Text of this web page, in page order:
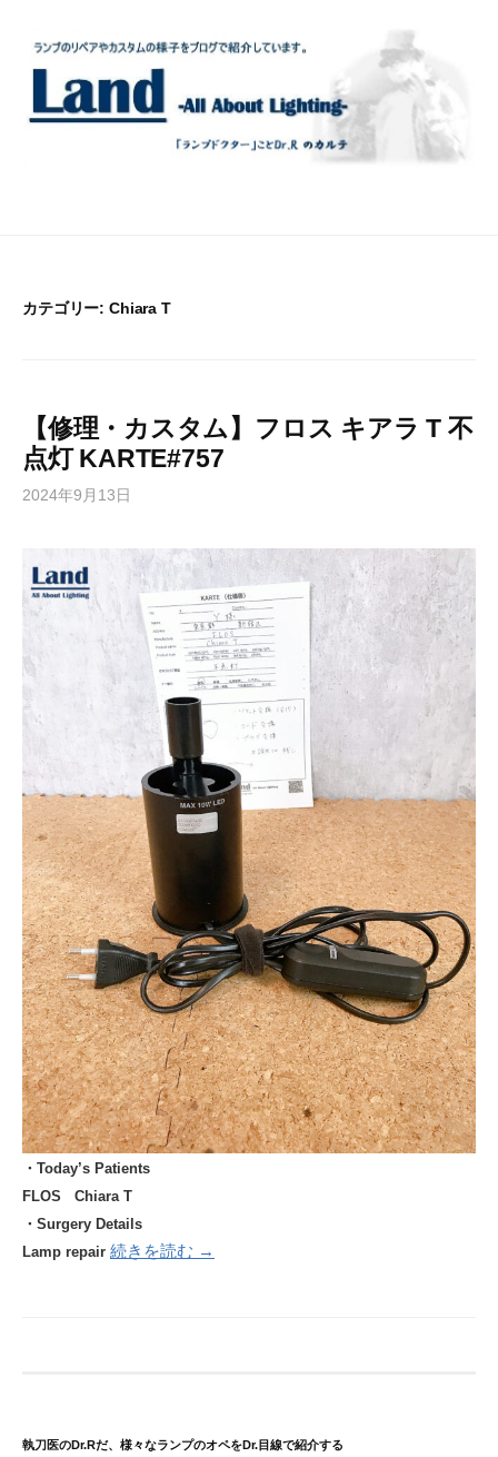
カテゴリー:Chiara T
【修理・カスタム】フロス キアラ T 不
点灯 KARTE#757
2024年9月13日
・Today’s Patients
FLOS Chiara T
・Surgery Details
Lamp repair 続きを読む →
執刀医のDr.Rだ、様々なランプのオペをDr.目線で紹介する